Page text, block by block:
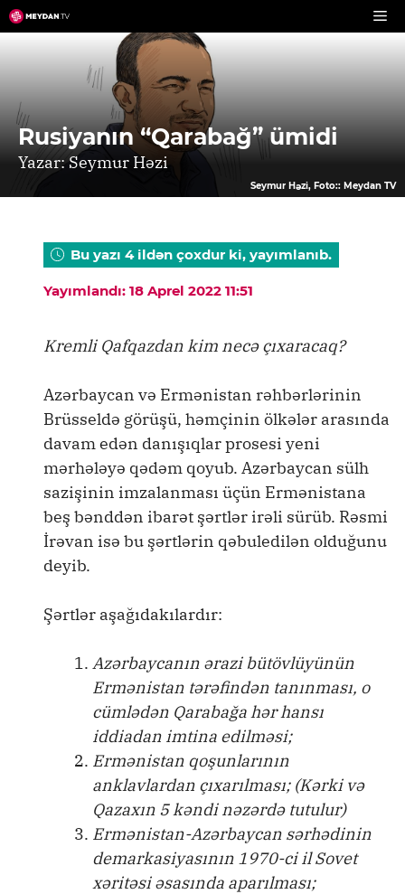
Skip
to
Rusiyanın “Qarabağ” ümidi
Yazar: Seymur Həzi
Seymur Həzi, Foto:: Meydan TV
Bu yazı 4 ildən çoxdur ki, yayımlanıb.
Yayımlandı: 18 Aprel 2022 11:51
Kremli Qafqazdan kim necə çıxaracaq?
Azərbaycan və Ermənistan rəhbərlərinin
Brüsseldə görüşü, həmçinin ölkələr arasında
davam edən danışıqlar prosesi yeni
mərhələyə qədəm qoyub. Azərbaycan sülh
sazişinin imzalanması üçün Ermənistana
beş bənddən ibarət şərtlər irəli sürüb. Rəsmi
İrəvan isə bu şərtlərin qəbuledilən olduğunu
deyib.
Şərtlər aşağıdakılardır:
Azərbaycanın ərazi bütövlüyünün
Ermənistan tərəfindən tanınması, o
cümlədən Qarabağa hər hansı
iddiadan imtina edilməsi;
Ermənistan qoşunlarının
anklavlardan çıxarılması; (Kərki və
Qazaxın 5 kəndi nəzərdə tutulur)
Ermənistan-Azərbaycan sərhədinin
demarkasiyasının 1970-ci il Sovet
xəritəsi əsasında aparılması;